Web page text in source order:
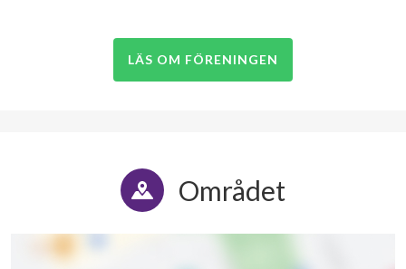
LÄS OM FÖRENINGEN
Området